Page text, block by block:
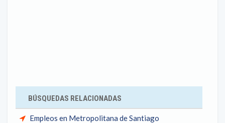
BÚSQUEDAS RELACIONADAS
Empleos en Metropolitana de Santiago